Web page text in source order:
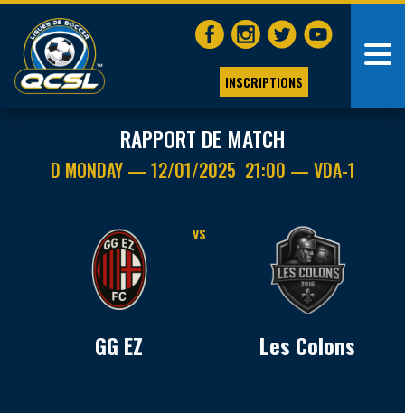
INSCRIPTIONS
RAPPORT DE MATCH
D MONDAY — 12/01/2025 21:00 — VDA-1
GG EZ
VS
Les Colons